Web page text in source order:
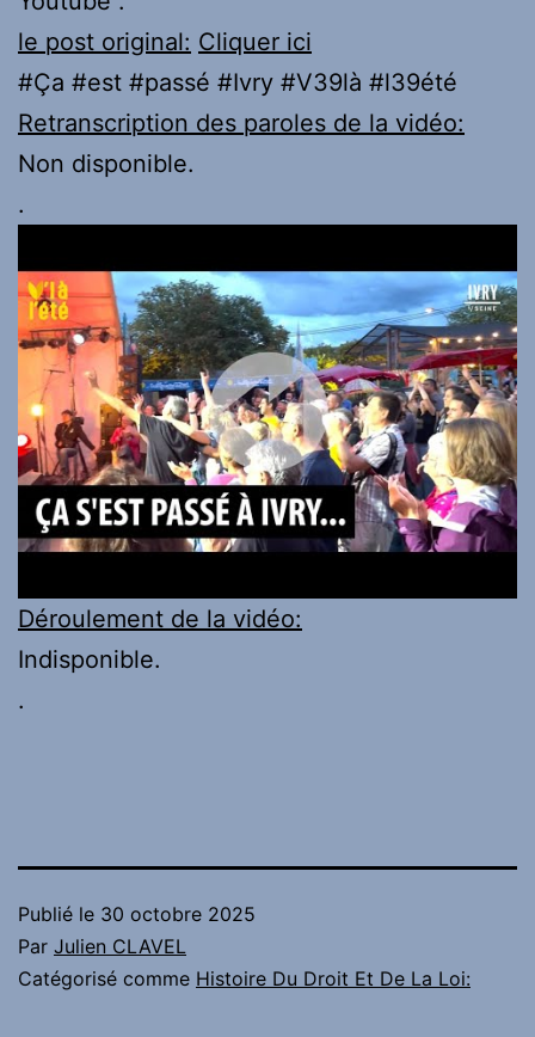
le post original: Cliquer ici
#Ça #est #passé #Ivry #V39là #l39été
Retranscription des paroles de la vidéo:
Non disponible.
.
Déroulement de la vidéo:
Indisponible.
.
Publié le 30 octobre 2025
Par Julien CLAVEL
Catégorisé comme Histoire Du Droit Et De La Loi: